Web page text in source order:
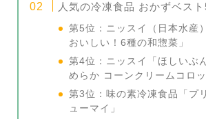
人気の冷凍食品 おかずベスト
第5位：ニッスイ（日本水産
おいしい！6種の和惣菜」
第4位：ニッスイ「ほしいぶ
めらか コーンクリームコロッ
第3位：味の素冷凍食品「プ
ューマイ」